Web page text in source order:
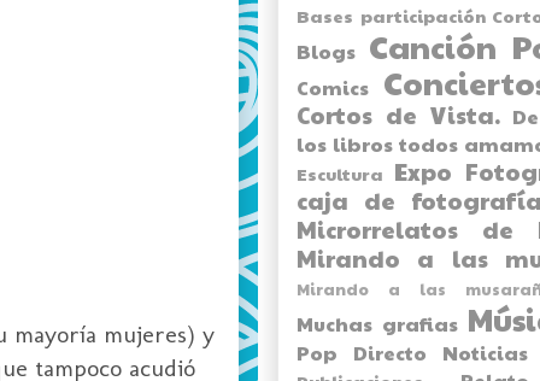
mayoría mujeres) y
tampoco acudió
Bases participación
Blogs Canción
Comics
Cortos de Vista.
los libros todos
Escultura Expo
caja de
Microrrelatos de
Mirando a las
Mirando a las
Muchas grafias
Pop Directo Noticias